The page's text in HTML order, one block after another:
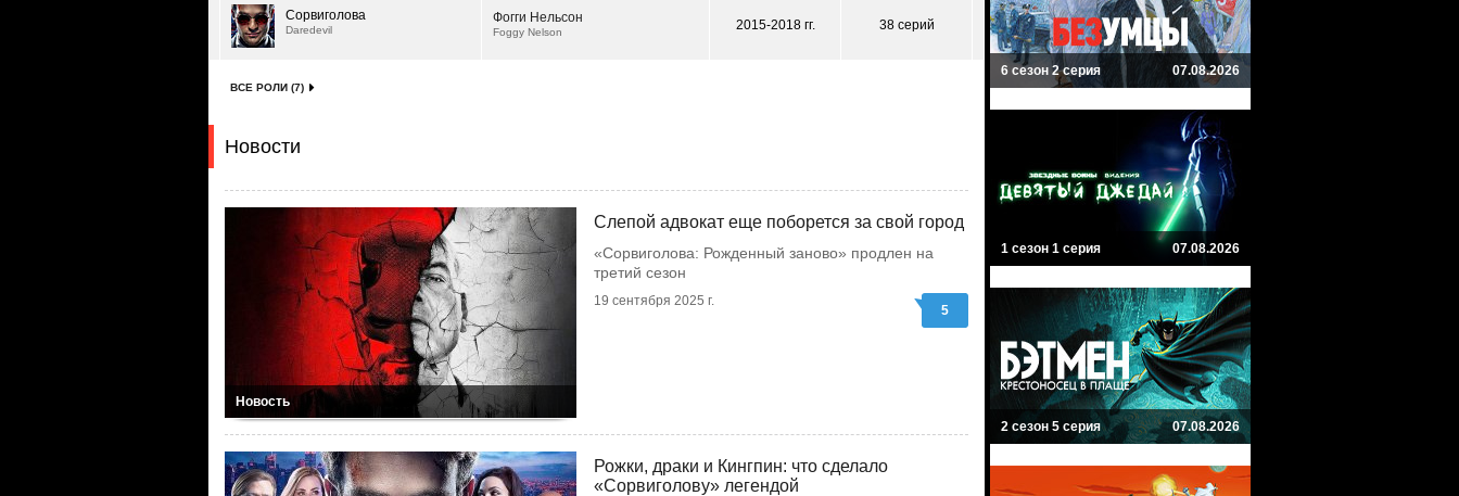
Сорвиголова
Daredevil
Фогги Нельсон
Foggy Nelson 2015-2018 гг. 38 серий
ВСЕ РОЛИ (7)
Новости
Новость
Слепой адвокат еще поборется за свой город
«Сорвиголова: Рожденный заново» продлен на
третий сезон
19 сентября 2025 г.
5
Рожки, драки и Кингпин: что сделало
«Сорвиголову» легендой
6 сезон 2 серия 07.08.2026
1 сезон 1 серия 07.08.2026
2 сезон 5 серия 07.08.2026